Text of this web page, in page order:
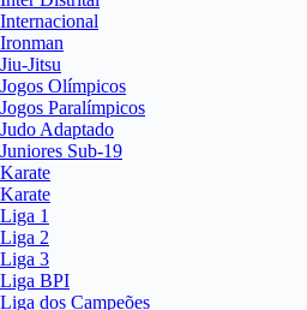
Internacional
Ironman
Jiu-Jitsu
Jogos Olímpicos
Jogos Paralímpicos
Judo Adaptado
Juniores Sub-19
Karate
Karate
Liga 1
Liga 2
Liga 3
Liga BPI
Liga dos Campeões